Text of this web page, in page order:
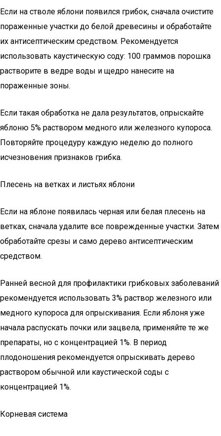
Если на стволе яблони появился грибок, сначала очистите
пораженные участки до белой древесины и обработайте
их антисептическим средством. Рекомендуется
использовать каустическую соду: 100 граммов порошка
растворите в ведре воды и щедро нанесите на
пораженные зоны.
Если такая обработка не дала результатов, опрыскайте
яблоню 5% раствором медного или железного купороса.
Повторяйте процедуру каждую неделю до полного
исчезновения признаков грибка.
Плесень на ветках и листьях яблони
Если на яблоне появилась черная или белая плесень на
ветках, сначала удалите все поврежденные участки. Затем
обработайте срезы и само дерево антисептическим
средством.
Ранней весной для профилактики грибковых заболеваний
рекомендуется использовать 3% раствор железного или
медного купороса для опрыскивания. Если яблоня уже
начала распускать почки или зацвела, применяйте те же
препараты, но с концентрацией 1%. В период
плодоношения рекомендуется опрыскивать дерево
раствором обычной или каустической соды с
концентрацией 1%.
Корневая система